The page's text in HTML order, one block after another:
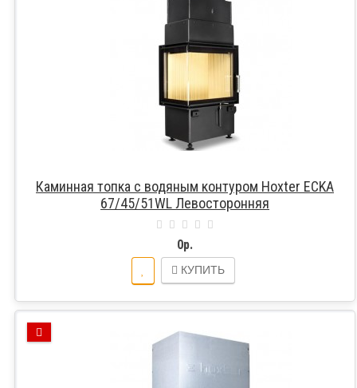
Каминная топка с водяным контуром Hoxter ECKA
67/45/51WL Левосторонняя
0р.
КУПИТЬ